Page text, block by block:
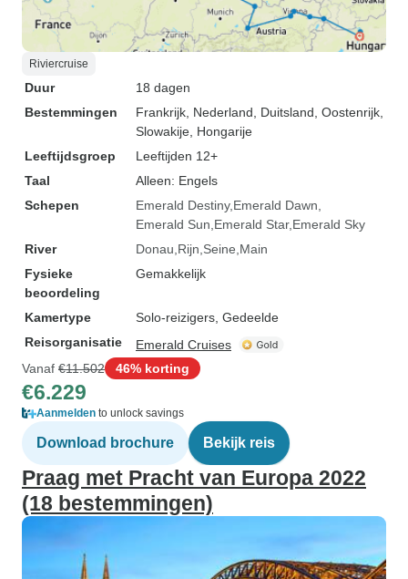
Riviercruise
Duur
18 dagen
Bestemmingen
Frankrijk , Nederland , Duitsland , Oostenrijk
Slowakije , Hongarije
Leeftijdsgroep
Leeftijden 12+
Taal
Alleen: Engels
Schepen
Emerald Destiny Emerald Dawn
Emerald Sun Emerald Star Emerald Sky
River
Donau Rijn Seine Main
Fysieke
beoordeling
Gemakkelijk
Kamertype
Solo-reizigers, Gedeelde
Reisorganisatie
Emerald Cruises
Vanaf €11.502 46% korting
€6.229
Aanmelden to unlock savings
Download brochure Bekijk reis
Praag met Pracht van Europa 2022
(18 bestemmingen)